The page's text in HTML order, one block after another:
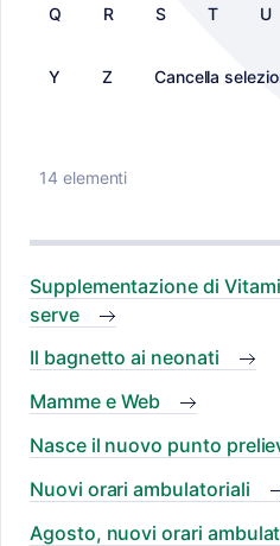
Q R S T U
Y Z Cancella
14 elementi
Supplementazione di
serve
Il bagnetto ai neonati
Mamme e Web
Nasce il nuovo punto
Nuovi orari ambulatoriali
Agosto, nuovi orari